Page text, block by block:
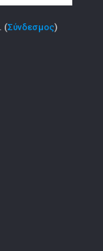
(Σύνδεσμος)